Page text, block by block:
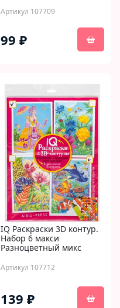
Артикул 107709
99 ₽
IQ Раскраски 3D контур.
Набор 6 макси
Разноцветный микс
Артикул 107712
139 ₽